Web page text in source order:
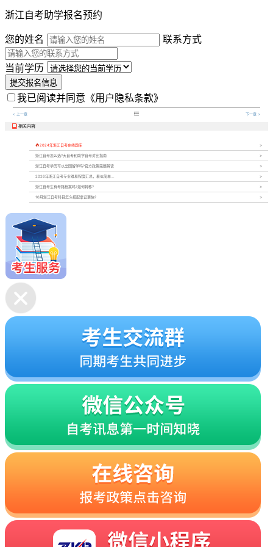
浙江自考助学报名预约
您的姓名
联系方式
当前学历
提交报名信息
我已阅读并同意 《用户隐私条款》
< 上一章  下一章 >
 相关内容
2024年浙江自考在线题库
浙江自考怎么选?大自考和助学自考对比指南
浙江自考学历可以出国留学吗?官方政策完整解读
2026年浙江自考专业难易程度汇总，看似简单...
浙江自考生有考籍档案吗?如何转移?
10月浙江自考科目怎么搭配拿证更快?